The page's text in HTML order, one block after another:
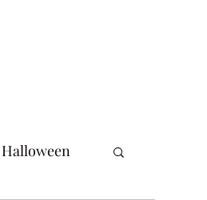
Halloween